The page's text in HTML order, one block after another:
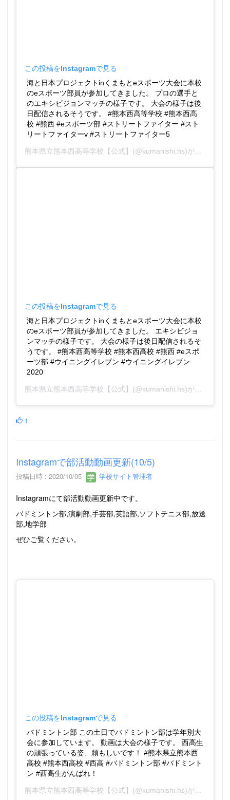
この投稿をInstagramで見る
海と日本プロジェクトinくまもとeスポーツ大会に本校
のeスポーツ部員が参加してきました。 プロの選手と
のエキシビジョンマッチの様子です。 大会の様子は後
日配信されるそうです。 #熊本西高等学校 #熊本西高
校 #熊西 #eスポーツ部 #ストリートファイター #スト
リートファイターv #ストリートファイター5
熊本県立熊本西高等学校【公式】 (@kumanishi.hs)がシェアした投稿 -
この投稿をInstagramで見る
海と日本プロジェクトinくまもとeスポーツ大会に本校
のeスポーツ部員が参加してきました。 エキシビジョ
ンマッチの様子です。 大会の様子は後日配信されるそ
うです。 #熊本西高等学校 #熊本西高校 #熊西 #eスポ
ーツ部 #ウイニングイレブン #ウイニングイレブン
2020
熊本県立熊本西高等学校【公式】 (@kumanishi.hs)がシェアした投稿 -
1
Instagramで部活動動画更新(10/5)
投稿日時 : 2020/10/05 学校サイト管理者
Instagramにて部活動動画更新中です。
バドミントン部,演劇部,手芸部,英語部,ソフトテニス部,放送
部,地学部
ぜひご覧ください。
この投稿をInstagramで見る
バドミントン部 この土日でバドミントン部は学年別大
会に参加しています。 動画は大会の様子です。 西高生
の頑張っている姿、頼もしいです！ #熊本県立熊本西
高校 #熊本西高校 #西高 #バドミントン部 #バドミント
ン #西高生がんばれ！
熊本県立熊本西高等学校【公式】 (@kumanishi.hs)がシェアした投稿 -